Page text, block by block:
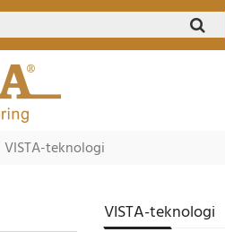
VISTA-teknologi
VISTA-teknologi